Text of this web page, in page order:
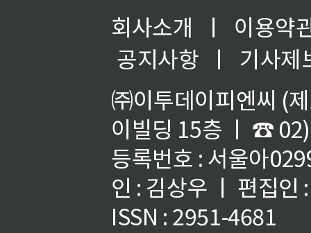
회사소개 ㅣ
이용약
공지사항
ㅣ
기사제
㈜이투데이피엔씨 (
이빌딩 15층 ㅣ ☎
등록번호 : 서울아
인 : 김상우 ㅣ 편집인
ISSN : 2951-4681